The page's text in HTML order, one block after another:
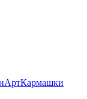
Кармашки